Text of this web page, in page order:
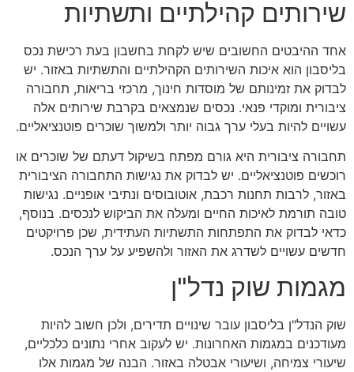
שירותים קהילתיים ותשתיות
אחד ההיבטים החשובים שיש לקחת בחשבון בעת רכישת נכס
בליסבון הוא איכות השירותים הקהילתיים והתשתיות באזור. יש
לבדוק את זמינותם של מוסדות חינוך, מרכזי בריאות, תחבורה
ציבורית ומוקדי פנאי. נכסים שנמצאים בקרבת שירותים אלה
עשויים להיות בעלי ערך גבוה יותר ולמשוך שוכרים פוטנציאליים.
תחבורה ציבורית היא גורם מפתח בשיקול דעתם של שוכרים או
רוכשים פוטנציאליים. יש לבדוק את נגישות התחבורה הציבורית
באזור, לרבות תחנות רכבת, אוטובוסים ונתיבי אופניים. נגישות
טובה תורמת לאיכות החיים ומעלה את הביקוש לנכסים. בנוסף,
כדאי לבדוק את התפתחות התשתיות העתידית, שכן פרויקטים
חדשים עשויים לשדרג את האזור ולהשפיע על ערך הנכס.
מגמות שוק נדל"ן
שוק הנדל"ן בליסבון עובר שינויים תדירים, ולכן חשוב להיות
מעודכנים במגמות האחרונות. יש לעקוב אחרי נתונים כלכליים,
שיעורי צמיחה, ושיעורי אבטלה באזור. הבנה של מגמות אלו